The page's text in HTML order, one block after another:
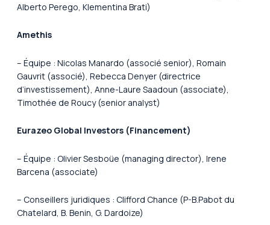
Alberto Perego, Klementina Brati)
Amethis
– Équipe : Nicolas Manardo (associé senior), Romain
Gauvrit (associé), Rebecca Denyer (directrice
d’investissement), Anne-Laure Saadoun (associate),
Timothée de Roucy (senior analyst)
Eurazeo Global Investors (Financement)
– Équipe : Olivier Sesboüe (managing director), Irene
Barcena (associate)
– Conseillers juridiques : Clifford Chance (P-B.Pabot du
Chatelard, B. Benin, G. Dardoize)